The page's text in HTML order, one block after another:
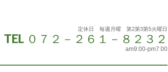
定休日 毎週月曜 第2第3第5火曜日
TEL ０７２－２６１－８２３２
am9:00-pm7:00